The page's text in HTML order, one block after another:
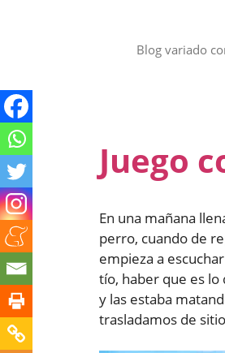
Blog variado
Juego
En una mañana
perro, cuando de
empieza a
tío, haber que es lo
y las estaba
trasladamos de